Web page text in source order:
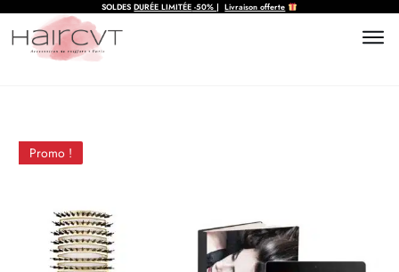
SOLDESDURÉE LIMITÉE -50% |Livraison offerte
Promo !